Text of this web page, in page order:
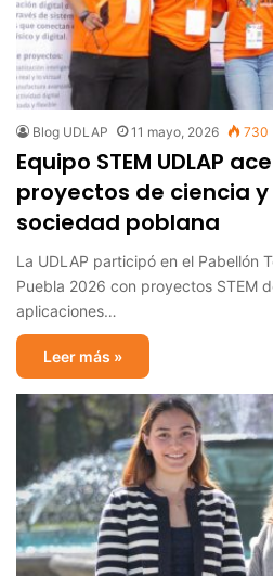
Blog UDLAP 11 mayo, 2026 730
Equipo STEM UDLAP
proyectos de ciencia
sociedad poblana
La UDLAP participó en el Pabellón
Puebla 2026 con proyectos STEM
aplicaciones…
Leer más »